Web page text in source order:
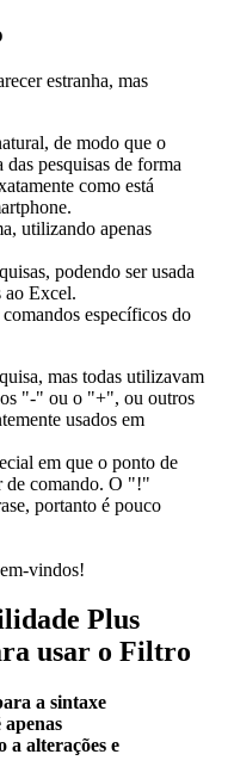
estranha, mas
de modo que o
pesquisas de forma
como está
utilizando apenas
podendo ser usada
ao Excel.
específicos do
mas todas utilizavam
"-" ou o "+", ou outros
usados em
em que o ponto de
de comando. O "!"
portanto é pouco
vindos!
Plus
usar o Filtro
a sintaxe
a alterações e